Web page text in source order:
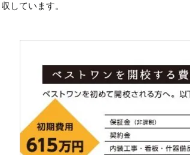
収しています。